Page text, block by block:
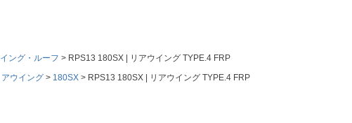
ング・ルーフ
RPS13 180SX | リアウイング TYPE.4 FRP
アウイング 180SX RPS13 180SX | リアウイング TYPE.4 FRP